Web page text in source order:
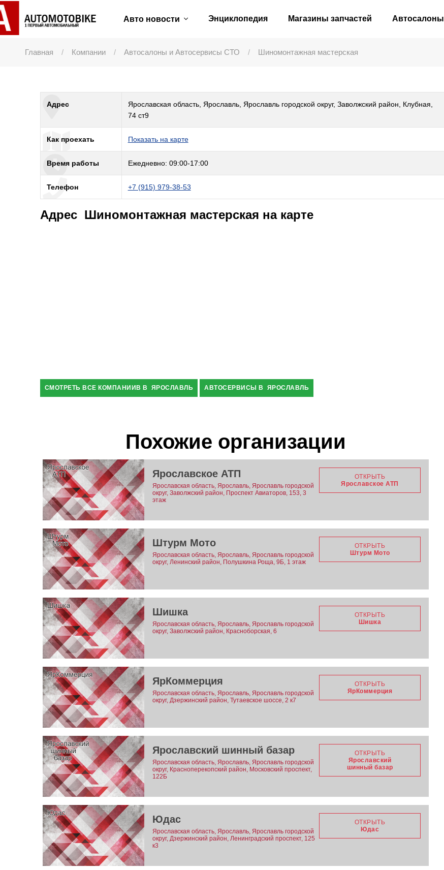
Авто новости Энциклопедия Магазины запчастей Автосалоны
Главная Компании Автосалоны и Автосервисы СТО Шиномонтажная мастерская
Адрес
Ярославская область, Ярославль, Ярославль городской округ, Заволжский район, Клубная,
74 ст9
Как проехать Показать на карте
Время работы Ежедневно: 09:00-17:00
Телефон +7 (915) 979-38-53
Адрес Шиномонтажная мастерская на карте
СМОТРЕТЬ ВСЕ КОМПАНИИВ В ЯРОСЛАВЛЬ АВТОСЕРВИСЫ В ЯРОСЛАВЛЬ
Похожие организации
Ярославское АТП
Ярославская область, Ярославль, Ярославль городской
округ, Заволжский район, Проспект Авиаторов, 153, 3
этаж
ОТКРЫТЬ
Ярославское АТП
Штурм Мото
Ярославская область, Ярославль, Ярославль городской
округ, Ленинский район, Полушкина Роща, 9Б, 1 этаж
ОТКРЫТЬ
Штурм Мото
Шишка
Ярославская область, Ярославль, Ярославль городской
округ, Заволжский район, Красноборская, 6
ОТКРЫТЬ
Шишка
ЯрКоммерция
Ярославская область, Ярославль, Ярославль городской
округ, Дзержинский район, Тутаевское шоссе, 2 к7
ОТКРЫТЬ
ЯрКоммерция
Ярославский шинный базар
Ярославская область, Ярославль, Ярославль городской
округ, Красноперекопский район, Московский проспект,
122Б
ОТКРЫТЬ
Ярославский
шинный базар
Юдас
Ярославская область, Ярославль, Ярославль городской
округ, Дзержинский район, Ленинградский проспект, 125
к3
ОТКРЫТЬ
Юдас